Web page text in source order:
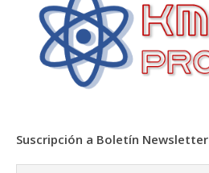
Suscripción a Boletín Newsletter